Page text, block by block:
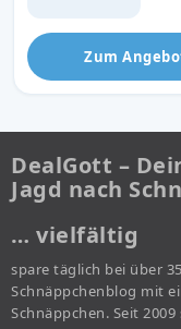
Zum
DealGott –
Jagd nach
… vielfältig
spare täglich bei über
Schnäppchenblog mit
Schnäppchen. Seit